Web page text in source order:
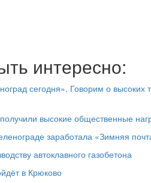
интересно:
сегодня». Говорим о высоких
высокие общественные
заработала «Зимняя
автоклавного газобетона
в Крюково